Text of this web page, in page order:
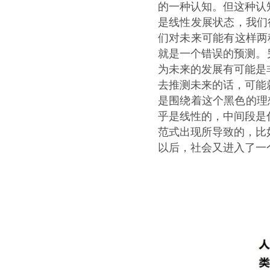
的一种认知。但这种
是线性发展状态，我
们对未来可能有这样
就是一个错误的预测
为未来的发展有可能
去推测未来的话，可
是围绕着这个黑色的
乎是线性的，中间段
范式出现所导致的，
以后，社会又进入了